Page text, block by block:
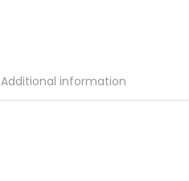
Additional information